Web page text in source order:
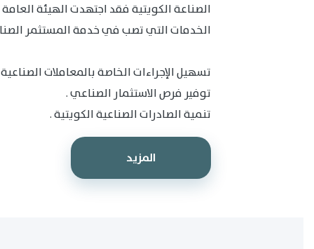
الصناعة الكويتية فقد اجتهدت الهيئة
الخدمات التي تصب في خدمة المستثمر
تسهيل الإجراءات الخاصة بالمعاملات
توفير فرص الاستثمار الصناعي .
تنمية الصادرات الصناعية الكويتية .
المزيد